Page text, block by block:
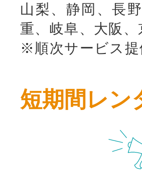
山梨、静岡、長
重、岐阜、大阪
※順次サービス提
短期間レン